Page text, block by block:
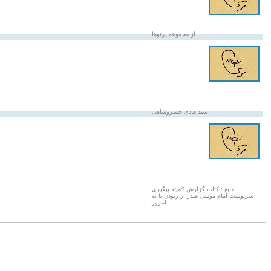
از مجموعه پرتوها
سید هادی خسروشاهی
منبع : کتاب گزارش کمیته پیگیری
سرنوشت امام موسی صدر از ربودن تا به
امروز